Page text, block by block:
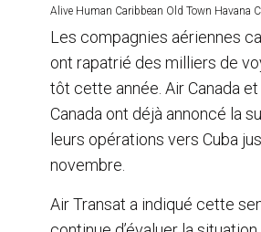
Alive Human Caribbean Old Town Havana
Les compagnies aériennes
ont rapatrié des milliers de
tôt cette année. Air Canada
Canada ont déjà annoncé la
leurs opérations vers Cuba
novembre.
Air Transat a indiqué cette